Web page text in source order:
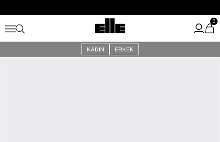
Kargo Ücretsiz!
KADIN ERKEK
0